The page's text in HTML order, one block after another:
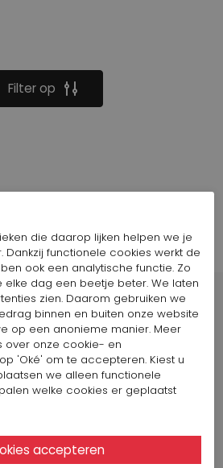
Filter op
Winkels
Arnhem
6811 AJ Arnhem
die daarop lijken helpen we je
Dankzij functionele cookies werkt de
ook een analytische functie. Zo
elke dag een beetje beter. We laten
zien. Daarom gebruiken we
binnen en buiten onze website
op een anonieme manier. Meer
over onze cookie- en
'Oké' om te accepteren. Kiest u
we alleen functionele
welke cookies er geplaatst